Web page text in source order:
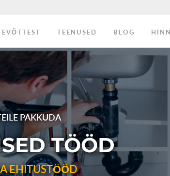
TEENUSED BLOG
PAKKUDA
TÖÖD
EHITUSTÖÖD